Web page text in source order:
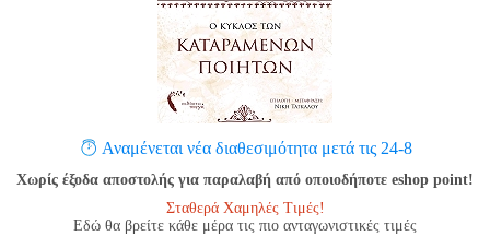
Αναμένεται νέα διαθεσιμότητα μετά τις 24-8
Χωρίς έξοδα αποστολής για παραλαβή από οποιοδήποτε eshop point!
Σταθερά Χαμηλές Τιμές!
Εδώ θα βρείτε κάθε μέρα τις πιο ανταγωνιστικές τιμές